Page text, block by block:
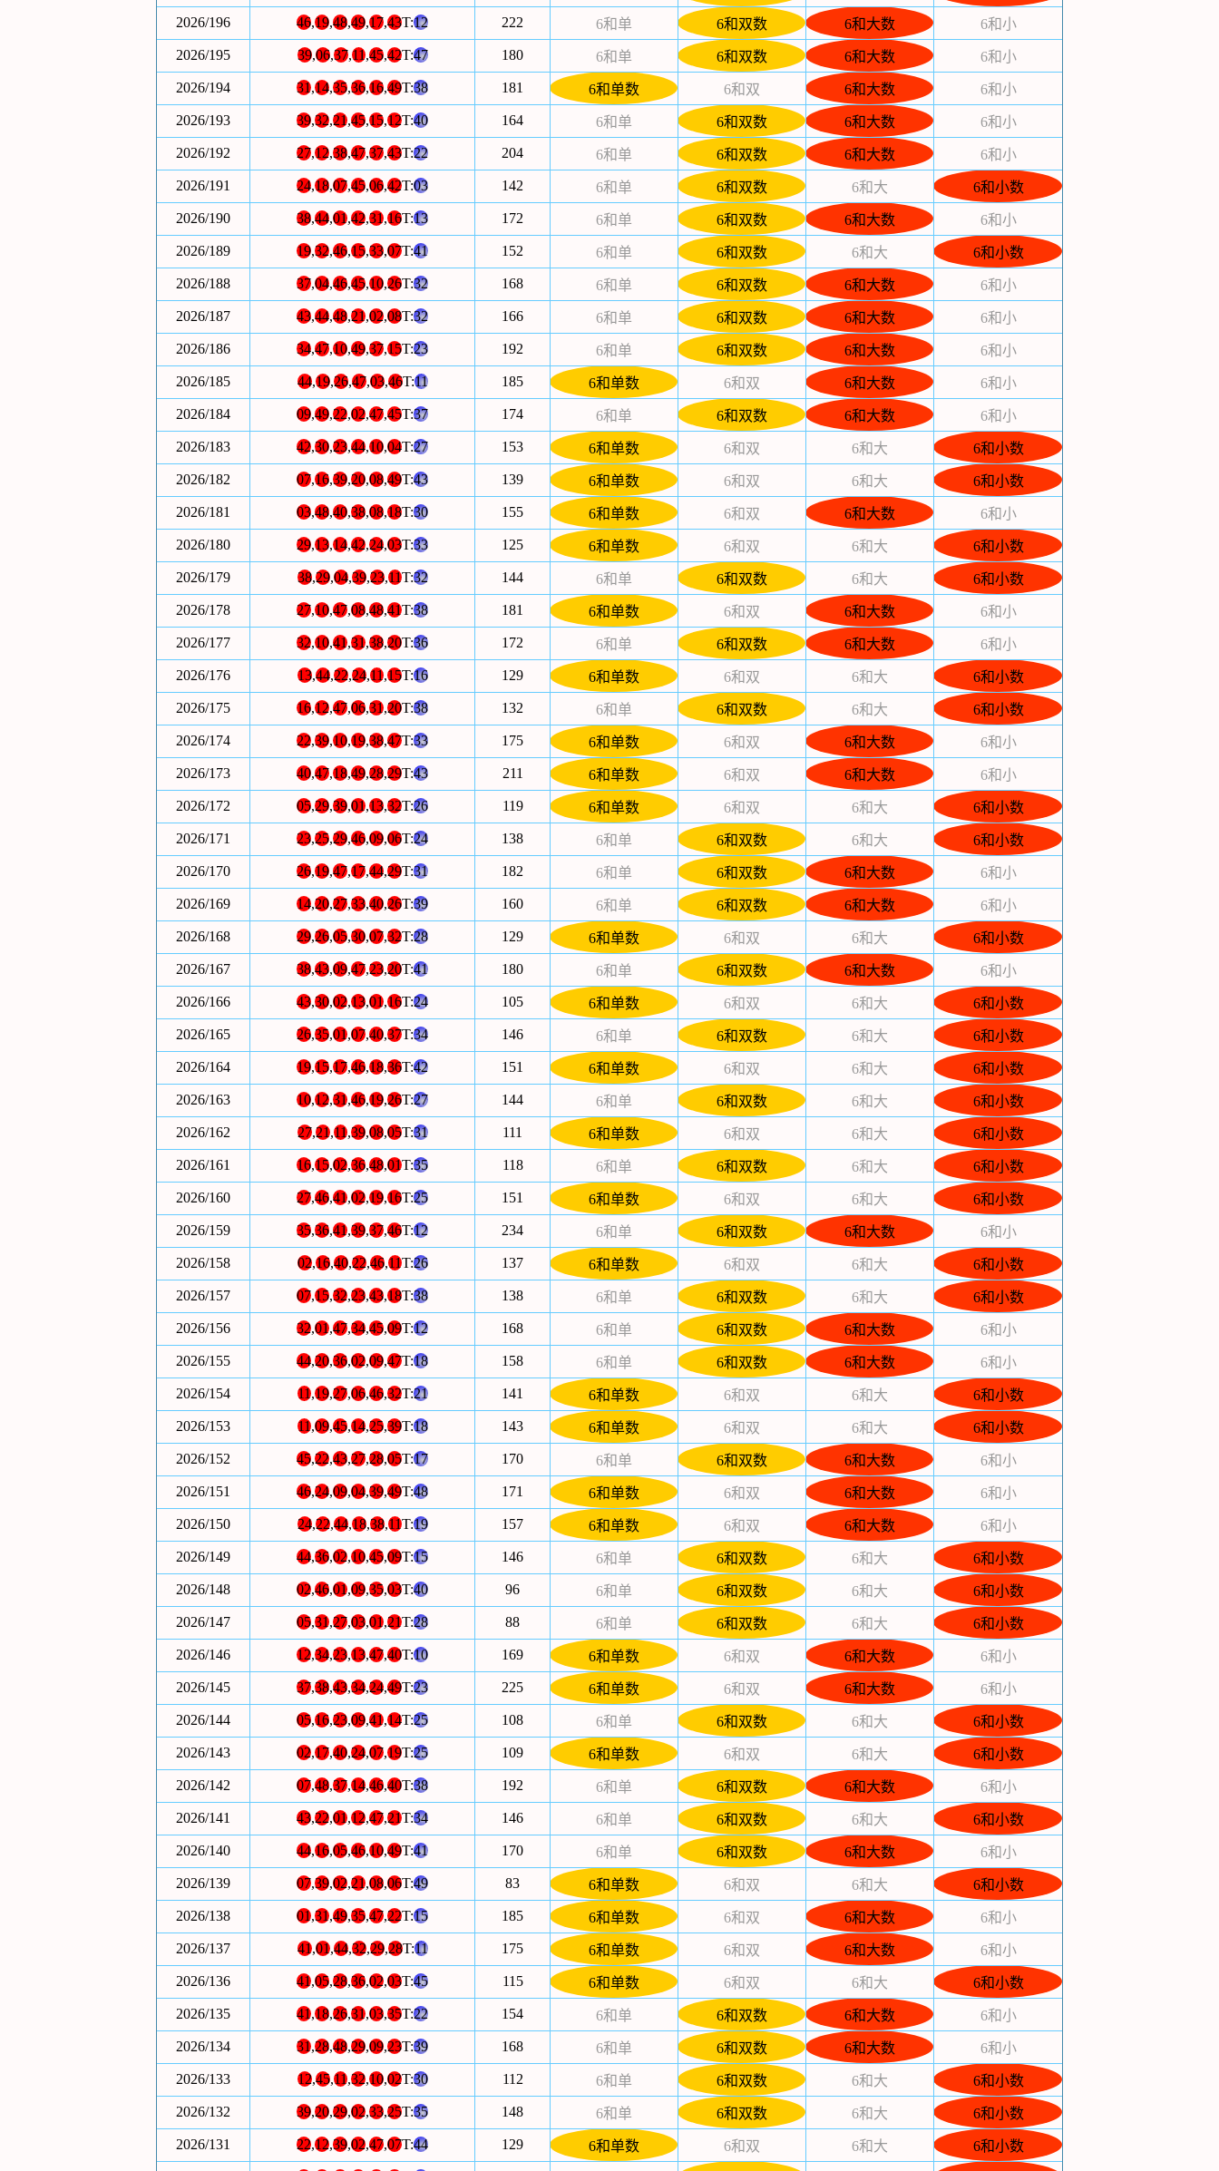
2026/196
46,19,48,49,17,43T:12 222 6和单 6和双数 6和大数
6和小
2026/195
39,06,37,11,45,42T:47 180 6和单 6和双数 6和大数
6和小
2026/194
31,14,35,36,16,49T:38 181 6和单数 6和双 6和大数
6和小
2026/193
39,32,21,45,15,12T:40 164 6和单 6和双数 6和大数
6和小
2026/192
27,12,38,47,37,43T:22 204 6和单 6和双数 6和大数
6和小
2026/191
24,18,07,45,06,42T:03 142 6和单 6和双数 6和大
6和小数
2026/190
38,44,01,42,31,16T:13 172 6和单 6和双数 6和大数
6和小
2026/189
19,32,46,15,33,07T:41 152 6和单 6和双数 6和大
6和小数
2026/188
37,04,46,45,10,26T:32 168 6和单 6和双数 6和大数
6和小
2026/187
43,44,48,21,02,08T:32 166 6和单 6和双数 6和大数
6和小
2026/186
34,47,10,49,37,15T:23 192 6和单 6和双数 6和大数
6和小
2026/185
44,19,26,47,03,46T:11 185 6和单数 6和双 6和大数
6和小
2026/184
09,49,22,02,47,45T:37 174 6和单 6和双数 6和大数
6和小
2026/183
42,30,23,44,10,04T:27 153 6和单数 6和双 6和大
6和小数
2026/182
07,16,39,20,08,49T:43 139 6和单数 6和双 6和大
6和小数
2026/181
03,48,40,38,08,18T:30 155 6和单数 6和双 6和大数
6和小
2026/180
29,13,14,42,24,03T:33 125 6和单数 6和双 6和大
6和小数
2026/179
38,29,04,39,23,11T:32 144 6和单 6和双数 6和大
6和小数
2026/178
27,10,47,08,48,41T:38 181 6和单数 6和双 6和大数
6和小
2026/177
32,10,41,31,38,20T:36 172 6和单 6和双数 6和大数
6和小
2026/176
13,44,22,24,11,15T:16 129 6和单数 6和双 6和大
6和小数
2026/175
16,12,47,06,31,20T:38 132 6和单 6和双数 6和大
6和小数
2026/174
22,39,10,19,38,47T:33 175 6和单数 6和双 6和大数
6和小
2026/173
40,47,18,49,28,29T:43 211 6和单数 6和双 6和大数
6和小
2026/172
05,29,39,01,13,32T:26 119 6和单数 6和双 6和大
6和小数
2026/171
23,25,29,46,09,06T:24 138 6和单 6和双数 6和大
6和小数
2026/170
26,19,47,17,44,29T:31 182 6和单 6和双数 6和大数
6和小
2026/169
14,20,27,33,40,26T:39 160 6和单 6和双数 6和大数
6和小
2026/168
29,26,05,30,07,32T:28 129 6和单数 6和双 6和大
6和小数
2026/167
38,43,09,47,23,20T:41 180 6和单 6和双数 6和大数
6和小
2026/166
43,30,02,13,01,16T:24 105 6和单数 6和双 6和大
6和小数
2026/165
26,35,01,07,40,37T:34 146 6和单 6和双数 6和大
6和小数
2026/164
19,15,17,46,18,36T:42 151 6和单数 6和双 6和大
6和小数
2026/163
10,12,31,46,19,26T:27 144 6和单 6和双数 6和大
6和小数
2026/162
27,21,11,39,08,05T:31 111 6和单数 6和双 6和大
6和小数
2026/161
16,15,02,36,48,01T:35 118 6和单 6和双数 6和大
6和小数
2026/160
27,46,41,02,19,16T:25 151 6和单数 6和双 6和大
6和小数
2026/159
35,36,41,39,37,46T:12 234 6和单 6和双数 6和大数
6和小
2026/158
02,16,40,22,46,11T:26 137 6和单数 6和双 6和大
6和小数
2026/157
07,15,32,23,43,18T:38 138 6和单 6和双数 6和大
6和小数
2026/156
32,01,47,34,45,09T:12 168 6和单 6和双数 6和大数
6和小
2026/155
44,20,36,02,09,47T:18 158 6和单 6和双数 6和大数
6和小
2026/154
11,19,27,06,46,32T:21 141 6和单数 6和双 6和大
6和小数
2026/153
11,09,45,14,25,39T:18 143 6和单数 6和双 6和大
6和小数
2026/152
45,22,43,27,28,05T:17 170 6和单 6和双数 6和大数
6和小
2026/151
46,24,09,04,39,49T:48 171 6和单数 6和双 6和大数
6和小
2026/150
24,22,44,18,38,11T:19 157 6和单数 6和双 6和大数
6和小
2026/149
44,36,02,10,45,09T:15 146 6和单 6和双数 6和大
6和小数
2026/148
02,46,01,09,35,03T:40 96 6和单 6和双数 6和大
6和小数
2026/147
05,31,27,03,01,21T:28 88 6和单 6和双数 6和大
6和小数
2026/146
12,34,23,13,47,40T:10 169 6和单数 6和双 6和大数
6和小
2026/145
37,38,43,34,24,49T:23 225 6和单数 6和双 6和大数
6和小
2026/144
05,16,23,09,41,14T:25 108 6和单 6和双数 6和大
6和小数
2026/143
02,17,40,24,07,19T:25 109 6和单数 6和双 6和大
6和小数
2026/142
07,48,37,14,46,40T:38 192 6和单 6和双数 6和大数
6和小
2026/141
43,22,01,12,47,21T:34 146 6和单 6和双数 6和大
6和小数
2026/140
44,16,05,46,10,49T:41 170 6和单 6和双数 6和大数
6和小
2026/139
07,39,02,21,08,06T:49 83 6和单数 6和双 6和大
6和小数
2026/138
01,31,49,35,47,22T:15 185 6和单数 6和双 6和大数
6和小
2026/137
41,01,44,32,29,28T:11 175 6和单数 6和双 6和大数
6和小
2026/136
41,05,28,36,02,03T:45 115 6和单数 6和双 6和大
6和小数
2026/135
41,18,26,31,03,35T:22 154 6和单 6和双数 6和大数
6和小
2026/134
31,28,48,29,09,23T:39 168 6和单 6和双数 6和大数
6和小
2026/133
12,45,11,32,10,02T:30 112 6和单 6和双数 6和大
6和小数
2026/132
39,20,29,02,33,25T:35 148 6和单 6和双数 6和大
6和小数
2026/131
22,12,39,02,47,07T:44 129 6和单数 6和双 6和大
6和小数